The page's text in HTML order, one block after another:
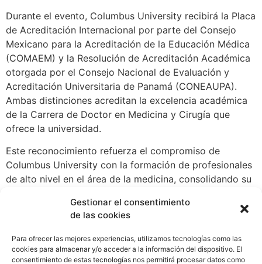
Gestionar el consentimiento
de las cookies
Para ofrecer las mejores experiencias, utilizamos tecnologías como las
cookies para almacenar y/o acceder a la información del dispositivo. El
consentimiento de estas tecnologías nos permitirá procesar datos como
Durante el evento, Columbus University recibirá la Placa
de Acreditación Internacional por parte del Consejo
Mexicano para la Acreditación de la Educación Médica
(COMAEM) y la Resolución de Acreditación Académica
otorgada por el Consejo Nacional de Evaluación y
Acreditación Universitaria de Panamá (CONEAUPA).
Ambas distinciones acreditan la excelencia académica
de la Carrera de Doctor en Medicina y Cirugía que
ofrece la universidad.
Este reconocimiento refuerza el compromiso de
Columbus University con la formación de profesionales
de alto nivel en el área de la medicina, consolidando su
«La acreditación es el resultado del esfuerzo conjunto
quienes son el motor que impulsa el desarrollo de
nuestra universidad», destacó la administración de